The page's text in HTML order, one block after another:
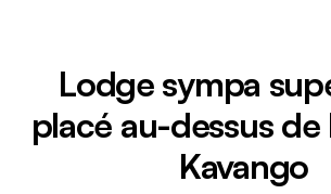
Lodge sympa
placé au-dessus
Kavango